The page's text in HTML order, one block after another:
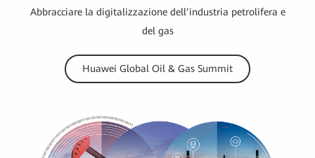
Abbracciare la digitalizzazione dell’industria petrolifera e
del gas
Huawei Global Oil & Gas Summit